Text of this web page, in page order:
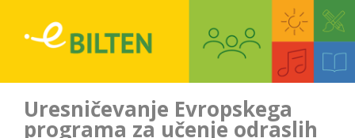
Uresničevanje Evropskega
programa za učenje odraslih